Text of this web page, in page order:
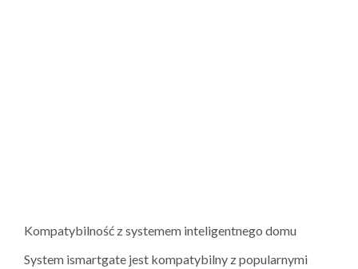
Kompatybilność z systemem inteligentnego domu
System ismartgate jest kompatybilny z popularnymi